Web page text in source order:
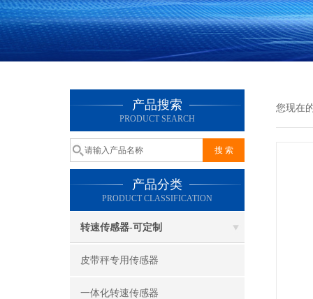
产品搜索
PRODUCT SEARCH
产品分类
PRODUCT CLASSIFICATION
转速传感器-可定制
皮带秤专用传感器
一体化转速传感器
您现在